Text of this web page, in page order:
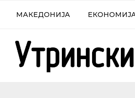
МАКЕДОНИЈА